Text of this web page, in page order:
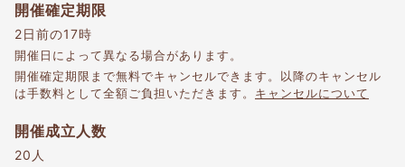
開催確定期限
2日前の17時
開催日によって異なる場合があります。
開催確定期限まで無料でキャンセルできます。以降のキャンセル
は手数料として全額ご負担いただきます。 キャンセルについて
開催成立人数
20人